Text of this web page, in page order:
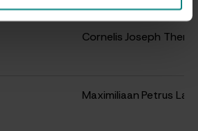
Cornelis Joseph
Maximiliaan Petrus